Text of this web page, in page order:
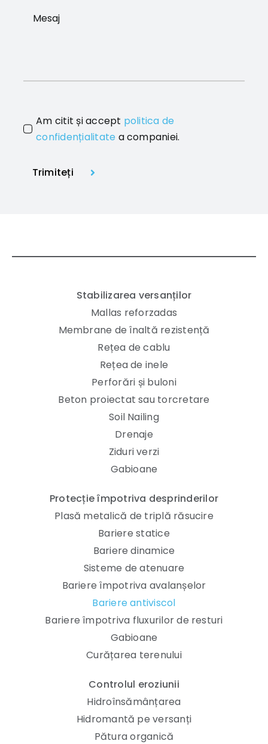
Am citit și accept politica de
confidențialitate a companiei.
Trimiteți
Stabilizarea versanților
Mallas reforzadas
Membrane de înaltă rezistență
Rețea de cablu
Rețea de inele
Perforări și buloni
Beton proiectat sau torcretare
Soil Nailing
Drenaje
Ziduri verzi
Gabioane
Protecție împotriva desprinderilor
Plasă metalică de triplă răsucire
Bariere statice
Bariere dinamice
Sisteme de atenuare
Bariere împotriva avalanșelor
Bariere antiviscol
Bariere împotriva fluxurilor de resturi
Gabioane
Curățarea terenului
Controlul eroziunii
Hidroînsămânțarea
Hidromantă pe versanți
Pătura organică